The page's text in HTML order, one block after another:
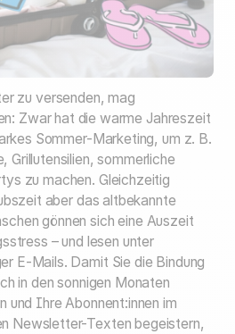
Zwar hat die warme Jahreszeit
Sommer-Marketing, um z. B.
Grillutensilien, sommerliche
zu machen. Gleichzeitig
aber das altbekannte
gönnen sich eine Auszeit
– und lesen unter
E-Mails. Damit Sie die Bindung
in den sonnigen Monaten
und Ihre Abonnent:innen im
Newsletter-Texten begeistern,